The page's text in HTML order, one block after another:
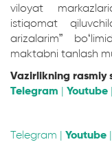
viloyat
istiqomat
arizalarim”
maktabni tanlash
Vazirlikning rasmiy
Telegram | Youtube |
Telegram | Youtube |